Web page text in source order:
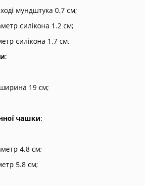
мундштука 0.7 см;
силікона 1.2 см;
силікона 1.7 см.
:
19 см;
чашки:
4.8 см;
5.8 см;